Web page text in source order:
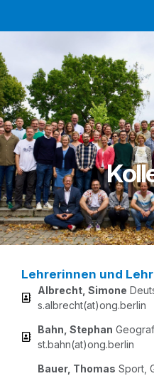
Lehrerinnen und
Albrecht, Simo­ne
s.albrecht(at)ong.berlin
Bahn, Ste­phan
st.bahn(at)ong.berlin
Bau­er, Tho­mas Sport,